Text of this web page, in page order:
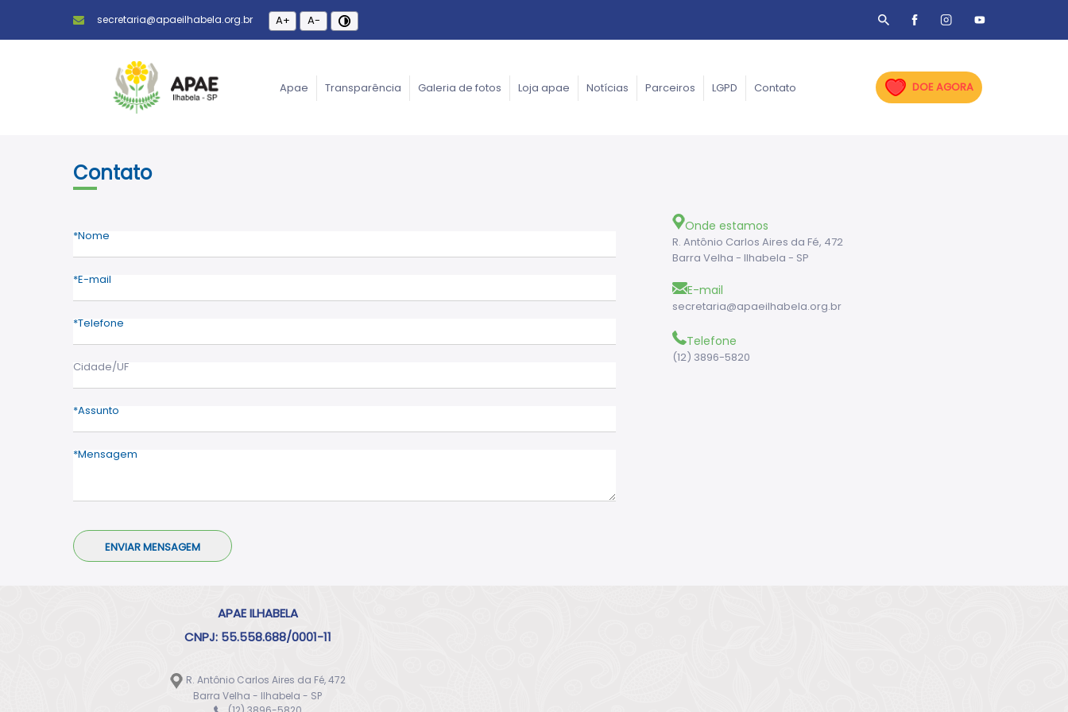
secretaria@apaeilhabela.org.br A+ A-
Apae Transparência Galeria de fotos Loja apae Notícias Parceiros LGPD Contato DOE AGORA
Contato
Nome
E-mail
Telefone
Cidade/UF
Assunto
Mensagem
Onde estamos
R. Antônio Carlos Aires da Fé, 472
Barra Velha - Ilhabela - SP
E-mail
secretaria@apaeilhabela.org.br
Telefone
(12) 3896-5820
APAE ILHABELA
CNPJ: 55.558.688/0001-11
R. Antônio Carlos Aires da Fé, 472
Barra Velha - Ilhabela - SP